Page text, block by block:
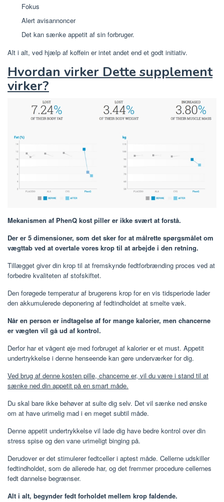
Fokus
Alert avisannoncer
Det kan sænke appetit af sin forbruger.
Alt i alt, ved hjælp af koffein er intet andet end et godt initiativ.
Hvordan virker Dette supplement
virker?
Mekanismen af ​​PhenQ kost piller er ikke svært at forstå.
Der er 5 dimensioner, som det sker for at målrette spørgsmålet om
vægttab ved at overtale vores krop til at arbejde i den retning.
Tillægget giver din krop til at fremskynde fedtforbrænding proces ved at
forbedre kvaliteten af ​​stofskiftet.
Den forøgede temperatur af brugerens krop for en vis tidsperiode lader
den akkumulerede deponering af fedtindholdet at smelte væk.
Når en person er indtagelse af for mange kalorier, men chancerne
er vægten vil gå ud af kontrol.
Derfor har et vågent øje med forbruget af kalorier er et must. Appetit
undertrykkelse i denne henseende kan gøre underværker for dig.
Ved brug af denne kosten pille, chancerne er, vil du være i stand til at
sænke ned din appetit på en smart måde.
Du skal bare ikke behøver at sulte dig selv. Det vil sænke ned ønske
om at have urimelig mad i en meget subtil måde.
Denne appetit undertrykkelse vil lade dig have bedre kontrol over din
stress spise og den vane urimeligt binging på.
Derudover er det stimulerer fedtceller i aptest måde. Cellerne udskiller
fedtindholdet, som de allerede har, og det fremmer procedure cellernes
fedt dannelse begrænser.
Alt i alt, begynder fedt forholdet mellem krop faldende.